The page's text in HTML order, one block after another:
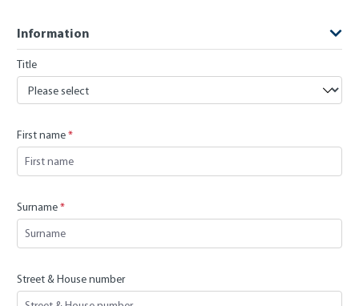
Information
Title
First name*
Surname*
Street & House number